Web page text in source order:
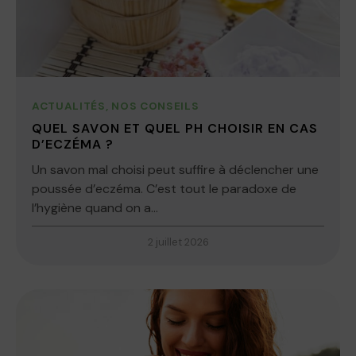
ACTUALITÉS, NOS CONSEILS
QUEL SAVON ET QUEL PH CHOISIR EN CAS
D’ECZÉMA ?
Un savon mal choisi peut suffire à déclencher une
poussée d’eczéma. C’est tout le paradoxe de
l’hygiène quand on a...
2 juillet 2026